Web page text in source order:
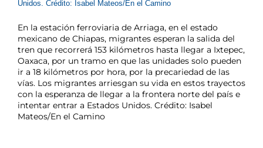
En la estación ferroviaria de Arriaga, en el estado
mexicano de Chiapas, migrantes esperan la salida del
tren que recorrerá 153 kilómetros hasta llegar a Ixtepec,
Oaxaca, por un tramo en que las unidades solo pueden
ir a 18 kilómetros por hora, por la precariedad de las
vías. Los migrantes arriesgan su vida en estos trayectos
con la esperanza de llegar a la frontera norte del país e
intentar entrar a Estados Unidos. Crédito: Isabel
Mateos/En el Camino